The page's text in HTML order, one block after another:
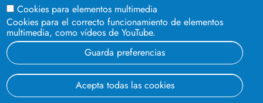
Aviso legal Protección de datos
Cookies
© 2023 Universidad de Sevilla
Cookies para elementos multimedia
Cookies para el correcto funcionamiento de elementos
multimedia, como vídeos de YouTube.
Guarda preferencias
Acepta todas las cookies